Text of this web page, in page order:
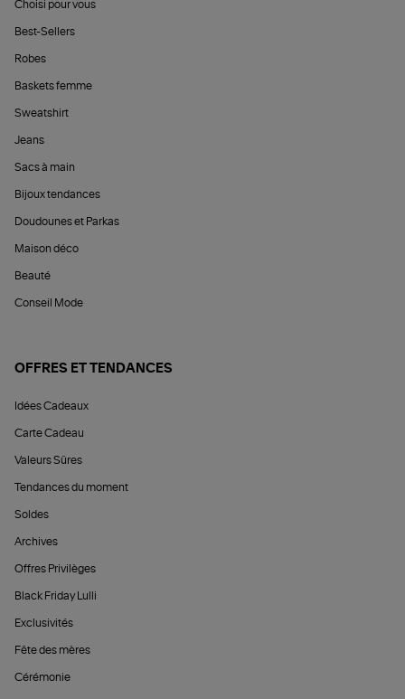
Choisi pour vous
Best-Sellers
Robes
Baskets femme
Sweatshirt
Jeans
Sacs à main
Bijoux tendances
Doudounes et Parkas
Maison déco
Beauté
Conseil Mode
OFFRES ET TENDANCES
Idées Cadeaux
Carte Cadeau
Valeurs Sûres
Tendances du moment
Soldes
Archives
Offres Privilèges
Black Friday Lulli
Exclusivités
Fête des mères
Cérémonie